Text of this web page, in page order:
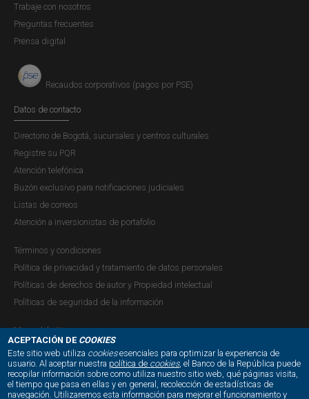
Pódcast - Cuentas y cuentos:
"Tasas del crédito de vivienda...
EPISODIO 25
ACEPTACIÓN DE COOKIES
Este sitio web utiliza cookiesesenciales para optimizar la experiencia de
usuario. Al aceptar nuestra política de cookies, el Banco de la República puede
recopilar información sobre como utiliza nuestro sitio web, qué páginas visita,
el tiempo que pasa en ellas y en general, recolección de estadísticas de
navegación. Utilizaremos esta información para mejorar el funcionamiento y
Trabaje con nosotros
Preguntas frecuentes
Prensa digital
Recaudos corporativos (pagos por PSE)
Datos de contacto
Directorio de Bogotá, sucursales y centros culturales
Registre su PQR
Atención telefónica
Buzón exclusivo para notificaciones judiciales
Listas de correos
Atención a inversionistas de portafolio
Términos y condiciones
Política de privacidad y tratamiento de datos personales
Políticas de derechos de autor y Propiedad intelectual
Políticas de seguridad de la información
Mapa del sitio
NUESTRAS REDES SOCIALES: